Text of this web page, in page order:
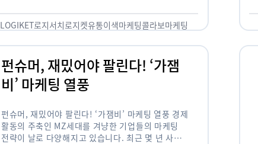
…
LOGIKET로지서치로지켓유통이색마케팅콜라보마케팅
펀슈머, 재밌어야 팔린다! ‘가잼
비’ 마케팅 열풍
펀슈머, 재밌어야 팔린다! ‘가잼비’ 마케팅 열풍 경제
활동의 주축인 MZ세대를 겨냥한 기업들의 마케팅
전략이 날로 다양해지고 있습니다. 최근 몇 년 사이